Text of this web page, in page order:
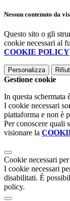
Nessun contenuto da
Questo sito o gli
cookie necessari al
COOKIE POLICY
Personalizza
Gestione cookie
In questa schermata
I cookie necessari
piattaforma e non è
Per conoscere quali
visionare la
Cookie necessari
I cookie necessari
disabilitati. È
policy.